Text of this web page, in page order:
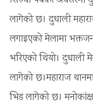
लागेको छ। दुधाली
लगाइएको मेलामा
भरिएको थियो। दुधाली
लागेको छ।महाराज
भिड लागेको छ।